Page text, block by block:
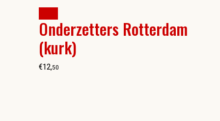
Onderzetters Rotterdam
(kurk)
€12,50